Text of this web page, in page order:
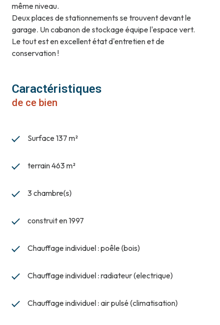
même niveau.
Deux places de stationnements se trouvent devant le
garage. Un cabanon de stockage équipe l'espace vert.
Le tout est en excellent état d'entretien et de
conservation !
Caractéristiques
de ce bien
Surface 137 m²
terrain 463 m²
3 chambre(s)
construit en 1997
Chauffage individuel : poêle (bois)
Chauffage individuel : radiateur (electrique)
Chauffage individuel : air pulsé (climatisation)